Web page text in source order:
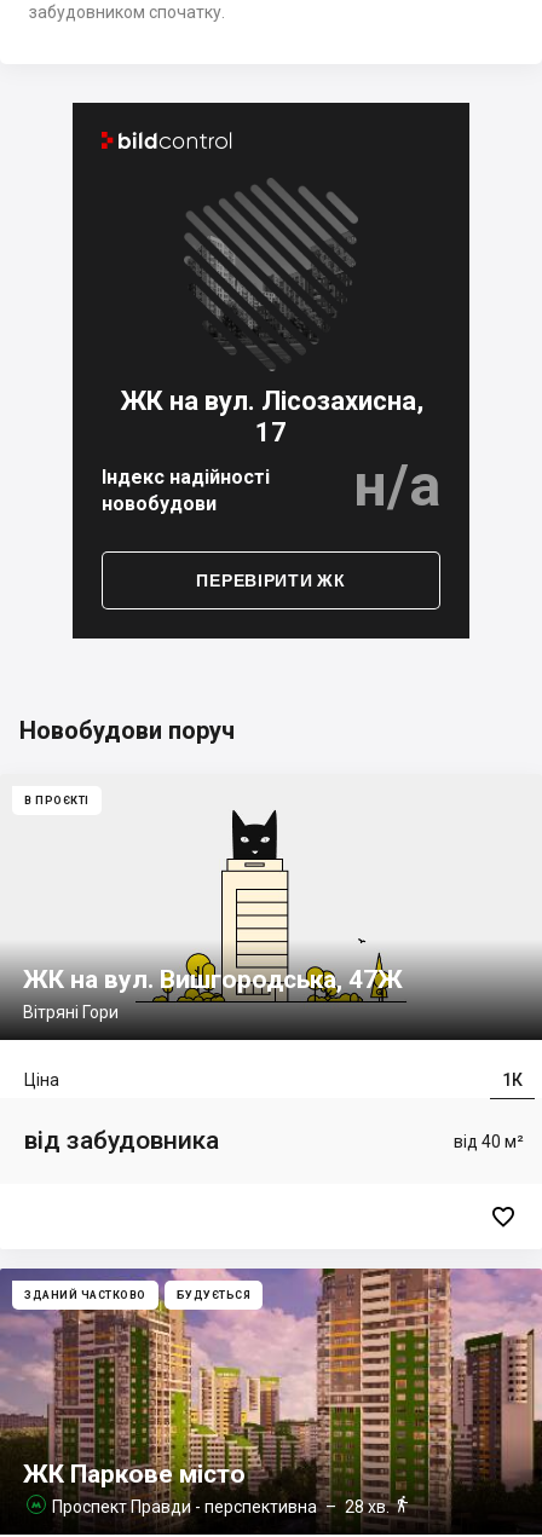
забудовником спочатку.
 
ЖК на вул. Лісозахисна,
17
Індекс надійності
новобудови
н/а
ПЕРЕВІРИТИ ЖК
Новобудови поруч
В ПРОЄКТІ
ЖК на вул. Вишгородська, 47Ж
Вітряні Гори
1К
Ціна
від 40 м²
від забудовника

ЗДАНИЙ ЧАСТКОВО БУДУЄТЬСЯ
ЖК Паркове місто
 Проспект Правди - перспективна– 28 хв.